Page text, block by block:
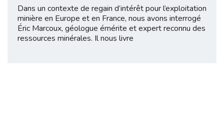
Dans un contexte de regain d’intérêt pour l’exploitation
minière en Europe et en France, nous avons interrogé
Éric Marcoux, géologue émérite et expert reconnu des
ressources minérales. Il nous livre